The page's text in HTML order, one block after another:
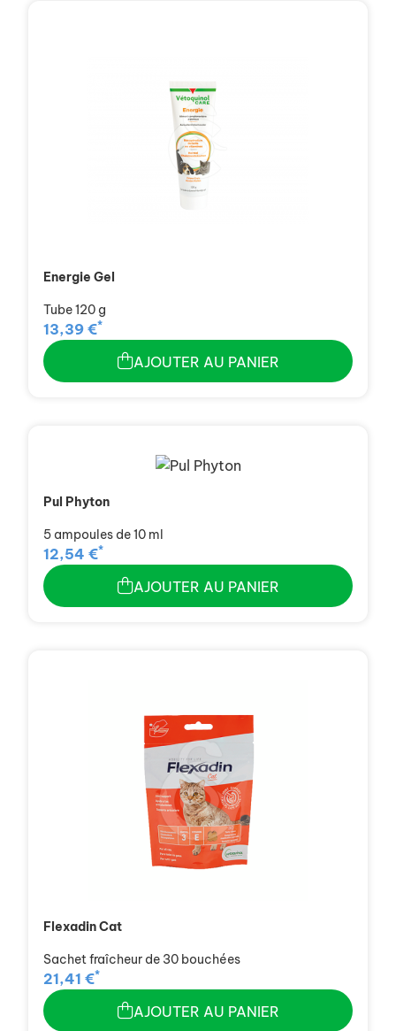
Energie Gel
Tube 120 g
13,39 €*
AJOUTER AU PANIER
Pul Phyton
5 ampoules de 10 ml
12,54 €*
AJOUTER AU PANIER
Flexadin Cat
Sachet fraîcheur de 30 bouchées
21,41 €*
AJOUTER AU PANIER